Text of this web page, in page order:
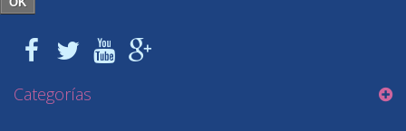
Categorías